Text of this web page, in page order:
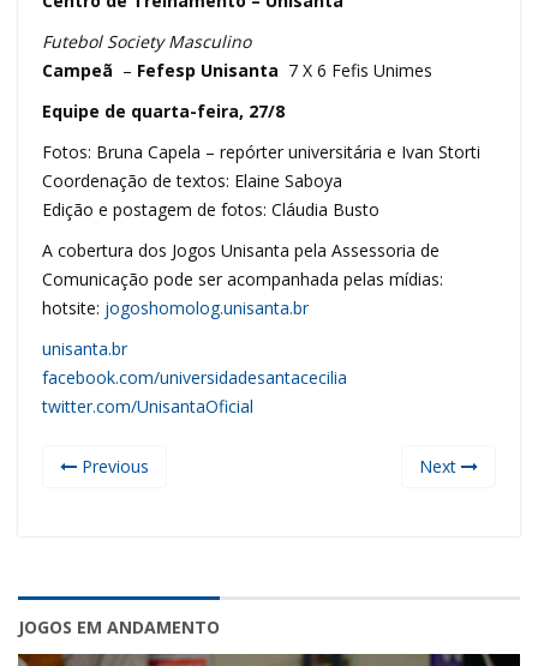
Futebol Society Masculino
Campeã – Fefesp Unisanta 7 X 6 Fefis Unimes
Equipe de quarta-feira, 27/8
Fotos: Bruna Capela – repórter universitária e Ivan Storti
Coordenação de textos: Elaine Saboya
Edição e postagem de fotos: Cláudia Busto
A cobertura dos Jogos Unisanta pela Assessoria de
Comunicação pode ser acompanhada pelas mídias:
hotsite: jogoshomolog.unisanta.br
unisanta.br
facebook.com/universidadesantacecilia
twitter.com/UnisantaOficial
Previous Next
JOGOS EM ANDAMENTO